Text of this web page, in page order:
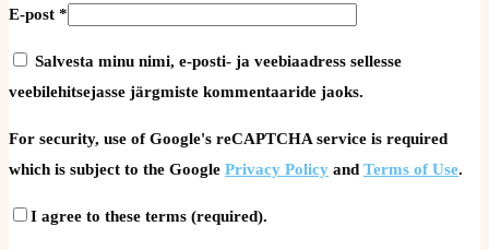
E-post *
Salvesta minu nimi, e-posti- ja veebiaadress sellesse
veebilehitsejasse järgmiste kommentaaride jaoks.
For security, use of Google's reCAPTCHA service is required
which is subject to the Google Privacy Policy and Terms of Use.
I agree to these terms (required).